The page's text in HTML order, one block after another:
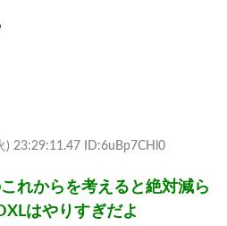
) 23:29:11.47 ID:6uBp7CHl0
れからを考えると絶対減ら
はやりすぎだよ